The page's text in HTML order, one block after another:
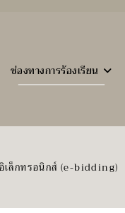
ช่องทางการร้องเรียน
เล็กทรอนิกส์ (e-bidding)